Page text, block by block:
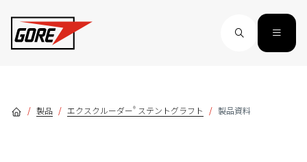
製品 エクスクルーダー® ステントグラフト 製品資料